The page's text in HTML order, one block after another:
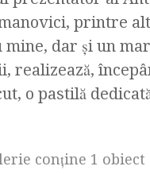
printre
mine, dar şi un
realizează,
o pastilă
conţine 1 obiect